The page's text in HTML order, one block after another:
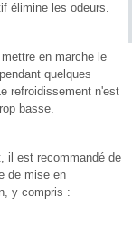
élimine les odeurs.
en marche le
quelques
refroidissement n'est
basse.
il est recommandé de
de mise en
y compris :